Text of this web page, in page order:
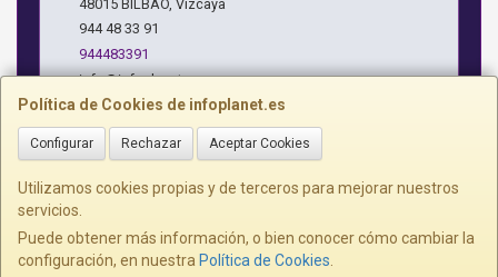
Política de Cookies de infoplanet.es
Configurar Rechazar Aceptar Cookies
Utilizamos cookies propias y de terceros para mejorar nuestros
servicios.
Puede obtener más información, o bien conocer cómo cambiar la
configuración, en nuestra Política de Cookies
48015 BILBAO Vizcaya
944 48 33 91
944483391
info@infoplanet.es
Horario
10 A 14:15 H Y 17:15 A 19:30 H
, , , , España. - C.I.F.: B95075172 - Tfno: